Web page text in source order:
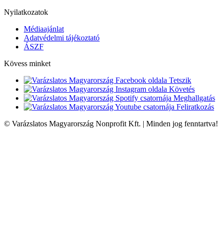
Nyilatkozatok
Médiaajánlat
Adatvédelmi tájékoztató
ÁSZF
Kövess minket
Tetszik
Követés
Meghallgatás
Feliratkozás
© Varázslatos Magyarország Nonprofit Kft. | Minden jog fenntartva!